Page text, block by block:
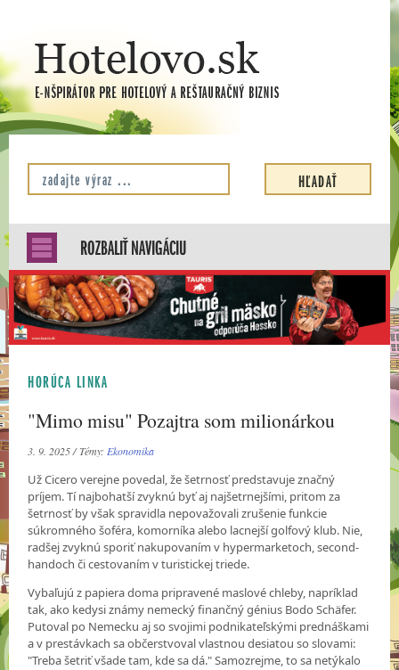
ROZBALIŤ NAVIGÁCIU
HORÚCA LINKA
"Mimo misu" Pozajtra som milionárkou
3. 9. 2025 / Témy: Ekonomika
Už Cicero verejne povedal, že šetrnosť predstavuje značný
príjem. Tí najbohatší zvyknú byť aj najšetrnejšími, pritom za
šetrnosť by však spravidla nepovažovali zrušenie funkcie
súkromného šoféra, komorníka alebo lacnejší golfový klub. Nie,
radšej zvyknú sporiť nakupovaním v hypermarketoch, second-
handoch či cestovaním v turistickej triede.
Vybaľujú z papiera doma pripravené maslové chleby, napríklad
tak, ako kedysi známy nemecký finančný génius Bodo Schäfer.
Putoval po Nemecku aj so svojimi podnikateľskými prednáškami
a v prestávkach sa občerstvoval vlastnou desiatou so slovami:
"Treba šetriť všadetam, kde sa dá." Samozrejme, to sa netýkalo